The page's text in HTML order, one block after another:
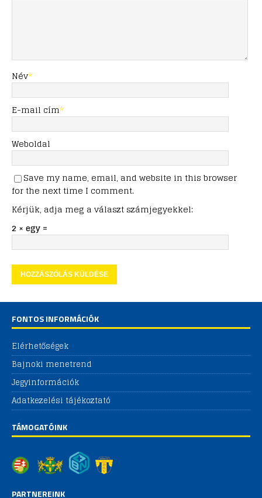
Név*
E-mail cím*
Weboldal
Save my name, email, and website in this browser
for the next time I comment.
Kérjük, adja meg a választ számjegyekkel:
2 × egy =
FONTOS INFORMÁCIÓK
Elérhetőségek
Bajnoki menetrend
Jegyinformációk
Adatkezelési tájékoztató
TÁMOGATÓINK
PARTNEREINK